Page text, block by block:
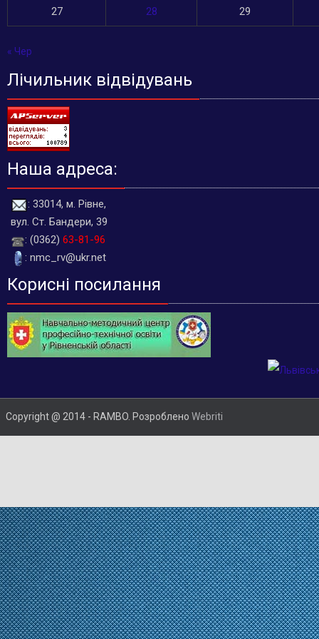
27 28 29
« Чер
Лічильник відвідувань
Наша адреса:
: 33014, м. Рівне,
вул. Ст. Бандери, 39
: (0362) 63-81-96
: nmc_rv@ukr.net
Корисні посилання
Copyright @ 2014 - RAMBO. Розроблено Webriti